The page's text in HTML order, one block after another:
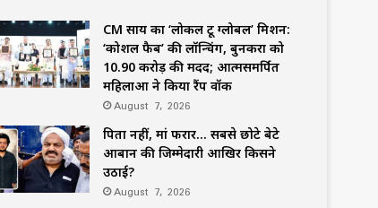
CM साय का ‘लोकल टू ग्लोबल’ मिशन:
‘कोशल फैब’ की लॉन्चिंग, बुनकरों को
10.90 करोड़ की मदद; आत्मसमर्पित
महिलाओं ने किया रैंप वॉक
August 7, 2026
पिता नहीं, मां फरार… सबसे छोटे बेटे
आबान की जिम्मेदारी आखिर किसने
उठाई?
August 7, 2026